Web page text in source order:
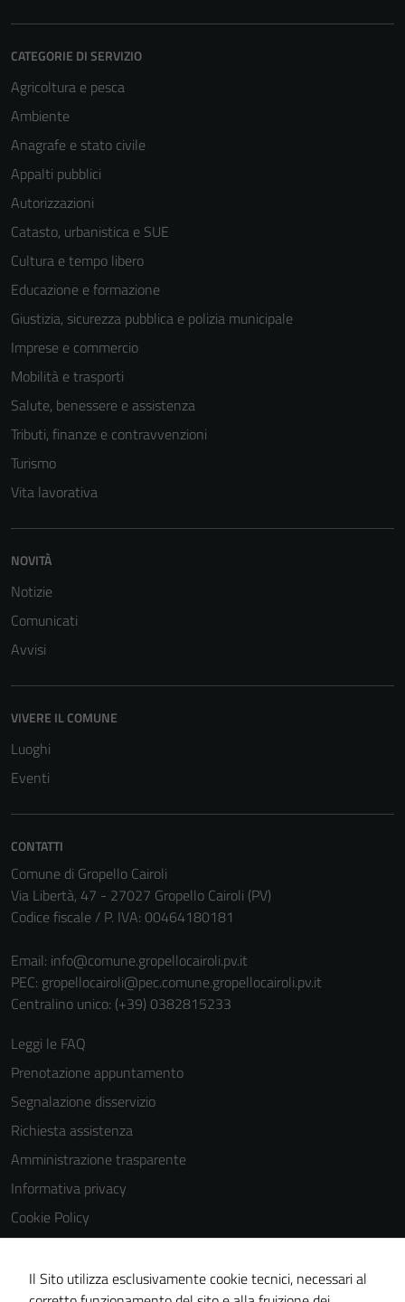
CATEGORIE DI SERVIZIO
Agricoltura e pesca
Ambiente
Anagrafe e stato civile
Appalti pubblici
Autorizzazioni
Catasto, urbanistica e SUE
Cultura e tempo libero
Educazione e formazione
Giustizia, sicurezza pubblica e polizia municipale
Imprese e commercio
Mobilità e trasporti
Salute, benessere e assistenza
Tributi, finanze e contravvenzioni
Turismo
Vita lavorativa
NOVITÀ
Notizie
Comunicati
Avvisi
VIVERE IL COMUNE
Luoghi
Eventi
CONTATTI
Comune di Gropello Cairoli
Via Libertà, 47 - 27027 Gropello Cairoli (PV)
Codice fiscale / P. IVA: 00464180181
Email: info@comune.gropellocairoli.pv.it
PEC: gropellocairoli@pec.comune.gropellocairoli.pv.it
Centralino unico: (+39) 0382815233
Leggi le FAQ
Prenotazione appuntamento
Segnalazione disservizio
Richiesta assistenza
Amministrazione trasparente
Informativa privacy
Cookie Policy
Dichiarazione di accessibilità
Il Sito utilizza esclusivamente cookie tecnici, necessari al
funzionamento